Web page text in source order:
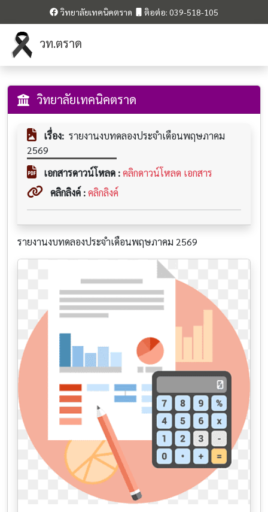
วิทยาลัยเทคนิคตราด ติอต่อ: 039-518-105
วท.ตราด
วิทยาลัยเทคนิคตราด
เรื่อง: รายงานงบทดลองประจำเดือนพฤษภาคม
2569
เอกสารดาวน์โหลด : คลิกดาวน์โหลด เอกสาร
คลิกลิงค์ :คลิกลิงค์
รายงานงบทดลองประจำเดือนพฤษภาคม 2569